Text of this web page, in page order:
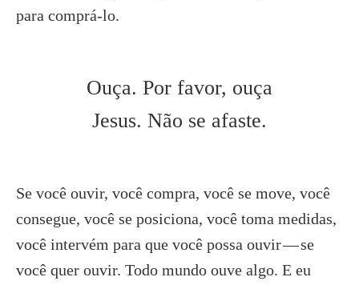
para comprá-lo.
Ouça. Por favor, ouça
Jesus. Não se afaste.
Se você ouvir, você compra, você se move, você
consegue, você se posiciona, você toma medidas,
você intervém para que você possa ouvir — se
você quer ouvir. Todo mundo ouve algo. E eu